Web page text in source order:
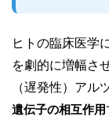
ヒトの臨床医学
を劇的に増幅さ
（遅発性）アル
遺伝子の相互作用